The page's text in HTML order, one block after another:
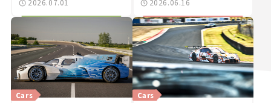
2026.07.01 2026.06.16
Cars Cars